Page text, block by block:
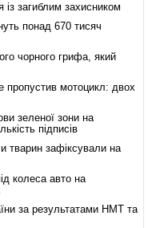
загиблим захисником
понад 670 тисяч
чорного грифа, який
пропустив мотоцикл: двох
зеленої зони на
підписів
тварин зафіксували на
колеса авто на
за результатами НМТ та